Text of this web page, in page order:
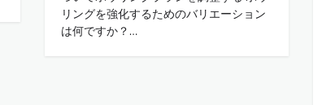
リングを強化するためのバリエーション
は何ですか？…